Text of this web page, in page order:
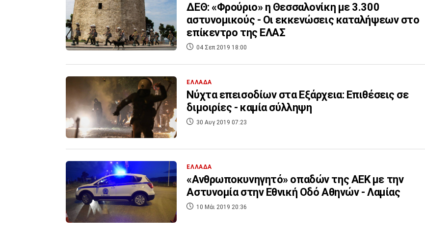
ΔΕΘ: «Φρούριο» η Θεσσαλονίκη με 3.300
αστυνομικούς - Οι εκκενώσεις καταλήψεων στο
επίκεντρο της ΕΛΑΣ
04 Σεπ 2019 18:00
ΕΛΛΑΔΑ
Νύχτα επεισοδίων στα Εξάρχεια: Επιθέσεις σε
διμοιρίες - καμία σύλληψη
30 Αυγ 2019 07:23
ΕΛΛΑΔΑ
«Ανθρωποκυνηγητό» οπαδών της ΑΕΚ με την
Αστυνομία στην Εθνική Οδό Αθηνών - Λαμίας
10 Μάι 2019 20:36